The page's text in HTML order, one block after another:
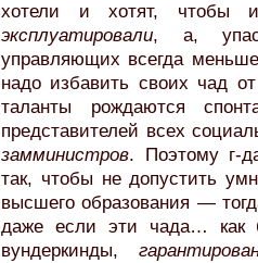
хотели и хотят, чтобы
эксплуатировали, а,
управляющих всегда
надо избавить своих чад
таланты рождаются
представителей всех
замминистров. Поэтому г-
так, чтобы не допустить
высшего образования —
даже если эти чада… как
вундеркинды,